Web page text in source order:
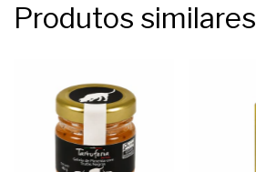
Produtos similares